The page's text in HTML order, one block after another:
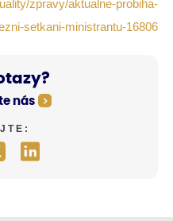
zpravy/aktualne-probiha-
setkani-ministrantu-16806
nás